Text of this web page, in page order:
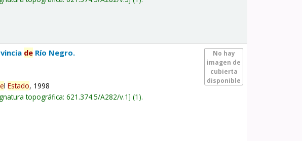
No hay
imagen de
cubierta
disponible
de Río Negro.
lEstado, 1998
topográfica:621.374.5/A282/v.1 (1).